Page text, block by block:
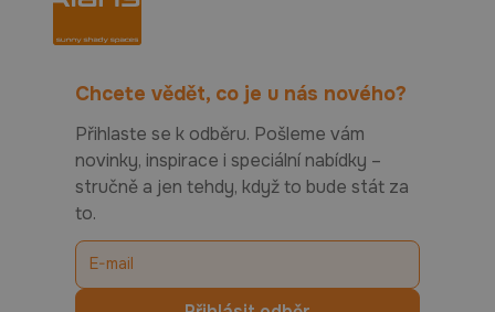
Chcete vědět, co je u nás nového?
Přihlaste se k odběru. Pošleme vám
novinky, inspirace i speciální nabídky –
stručně a jen tehdy, když to bude stát za
to.